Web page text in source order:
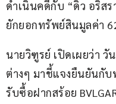
ดำเนินคดีกับ “ดิว อริส
ยักยอกทรัพย์สินมูลค่า
นายวิฑูรย์ เปิดเผยว่า
ต่างๆ มาชี้แจงยืนยันกั
รับซื้อฝากสร้อย